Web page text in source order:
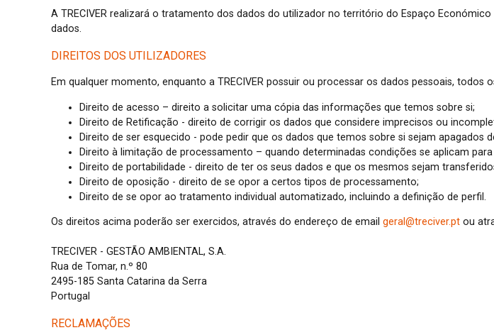
A TRECIVER realizará o tratamento dos dados do utilizador no território do Espaço
dados.
DIREITOS DOS UTILIZADORES
Em qualquer momento, enquanto a TRECIVER possuir ou processar os dados pessoais,
Direito de acesso – direito a solicitar uma cópia das informações que temos sobre si;
Direito de Retificação - direito de corrigir os dados que considere imprecisos ou
Direito de ser esquecido - pode pedir que os dados que temos sobre si sejam apagados
Direito à limitação de processamento – quando determinadas condições se aplicam
Direito de portabilidade - direito de ter os seus dados e que os mesmos sejam
Direito de oposição - direito de se opor a certos tipos de processamento;
Direito de se opor ao tratamento individual automatizado, incluindo a definição de perfil.
Os direitos acima poderão ser exercidos, através do endereço de email geral@treciver.pt ou
TRECIVER - GESTÃO AMBIENTAL, S.A.
Rua de Tomar, n.º 80
2495-185 Santa Catarina da Serra
Portugal
RECLAMAÇÕES